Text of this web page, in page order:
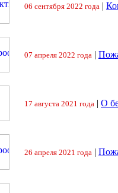
06 сентября 2022 года |
07 апреля 2022 года |
17 августа 2021 года | О
26 апреля 2021 года |